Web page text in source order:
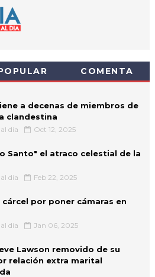
COMENTA
a decenas de miembros de
clandestina
dia Oct 12, 2025
Santo" el atraco celestial de la
dia Feb 22, 2025
por poner cámaras en
dia Jan 06, 2025
Lawson removido de su
relación extra marital